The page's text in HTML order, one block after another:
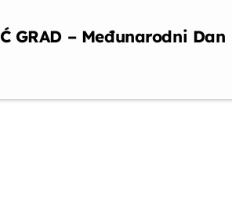
GRAD – Međunarodni Dan